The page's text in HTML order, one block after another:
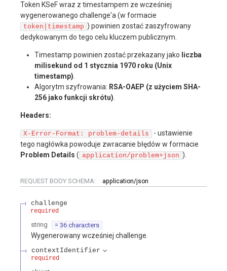
Token KSeF wraz z timestampem ze wcześniej
wygenerowanego challenge'a (w formacie
token|timestamp ) powinien zostać zaszyfrowany
dedykowanym do tego celu kluczem publicznym.
Timestamp powinien zostać przekazany jako liczba
milisekund od 1 stycznia 1970 roku (Unix
timestamp).
Algorytm szyfrowania: RSA-OAEP (z użyciem SHA-
256 jako funkcji skrótu).
Headers:
X-Error-Format: problem-details
- ustawienie
tego nagłówka powoduje zwracanie błędów w formacie
Problem Details ( application/problem+json ).
REQUEST BODY SCHEMA: application/json
challenge
required
string = 36 characters
Wygenerowany wcześniej challenge.
contextIdentifier
required